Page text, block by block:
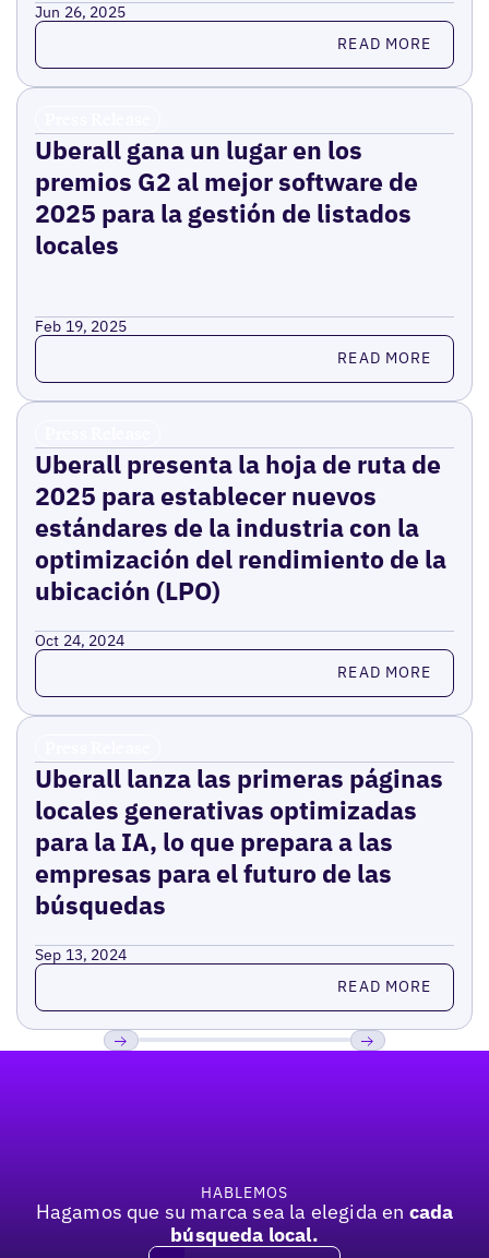
Jun 26, 2025
Read more READ MORE
Uberall gana un lugar en los
premios G2 al mejor software de
2025 para la gestión de listados
locales
Feb 19, 2025
Read more READ MORE
Uberall presenta la hoja de ruta de
2025 para establecer nuevos
estándares de la industria con la
optimización del rendimiento de la
ubicación (LPO)
Oct 24, 2024
Read more READ MORE
Uberall lanza las primeras páginas
locales generativas optimizadas
para la IA, lo que prepara a las
empresas para el futuro de las
búsquedas
Sep 13, 2024
Read more READ MORE
HABLEMOS
Hagamos que su marca sea la elegida en cada
búsqueda local.